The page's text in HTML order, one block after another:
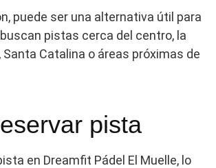
puede ser una alternativa útil para
pistas cerca del centro, la
Santa Catalina o áreas próximas de
pista
en Dreamfit Pádel El Muelle, lo